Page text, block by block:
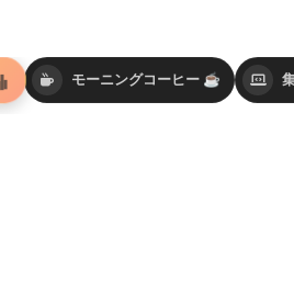
モーニングコーヒー ☕